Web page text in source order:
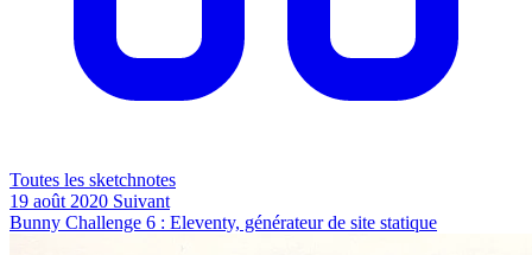
Toutes les sketchnotes
19 août 2020 Suivant
Bunny Challenge 6 : Eleventy, générateur de site statique